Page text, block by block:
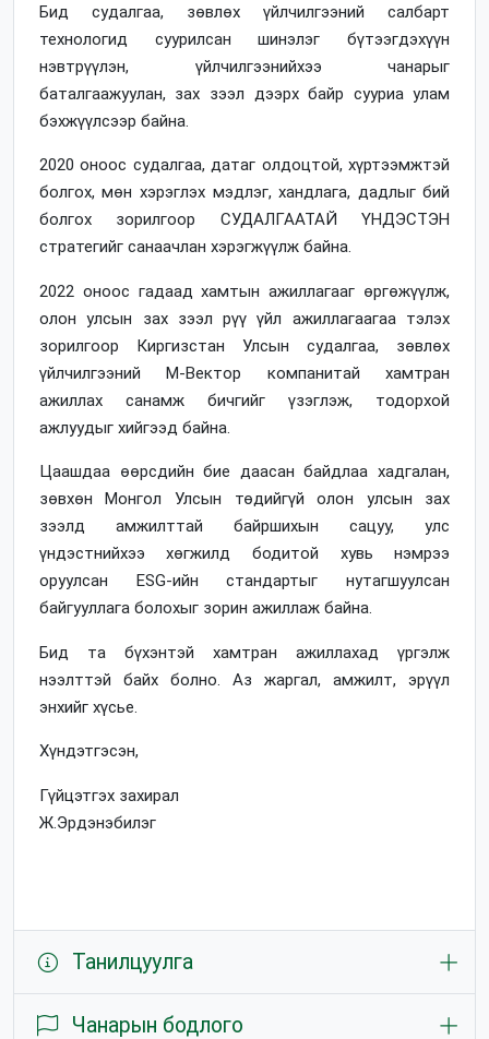
Бид судалгаа, зөвлөх үйлчилгээний салбарт
технологид суурилсан шинэлэг бүтээгдэхүүн
нэвтрүүлэн, үйлчилгээнийхээ чанарыг
баталгаажуулан, зах зээл дээрх байр сууриа улам
бэхжүүлсээр байна.
2020 оноос судалгаа, датаг олдоцтой, хүртээмжтэй
болгох, мөн хэрэглэх мэдлэг, хандлага, дадлыг бий
болгох зорилгоор СУДАЛГААТАЙ ҮНДЭСТЭН
стратегийг санаачлан хэрэгжүүлж байна.
2022 оноос гадаад хамтын ажиллагааг өргөжүүлж,
олон улсын зах зээл рүү үйл ажиллагаагаа тэлэх
зорилгоор Киргизстан Улсын судалгаа, зөвлөх
үйлчилгээний М-Вектор компанитай хамтран
ажиллах санамж бичгийг үзэглэж, тодорхой
ажлуудыг хийгээд байна.
Цаашдаа өөрсдийн бие даасан байдлаа хадгалан,
зөвхөн Монгол Улсын төдийгүй олон улсын зах
зээлд амжилттай байршихын сацуу, улс
үндэстнийхээ хөгжилд бодитой хувь нэмрээ
оруулсан ESG-ийн стандартыг нутагшуулсан
байгууллага болохыг зорин ажиллаж байна.
Бид та бүхэнтэй хамтран ажиллахад үргэлж
нээлттэй байх болно. Аз жаргал, амжилт, эрүүл
энхийг хүсье.
Хүндэтгэсэн,
Гүйцэтгэх захирал
Ж.Эрдэнэбилэг
Танилцуулга
Чанарын бодлого